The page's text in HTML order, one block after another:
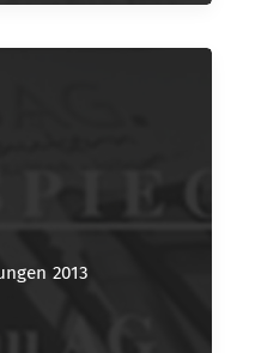
2013